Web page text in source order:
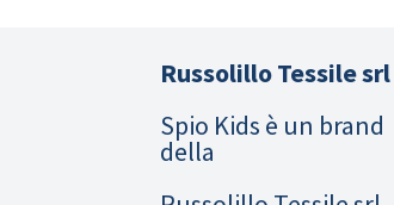
Russolillo Tessile srl
Spio Kids è un brand
della